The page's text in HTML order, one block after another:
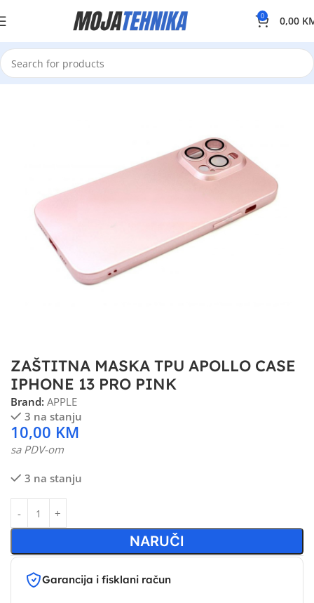
0 0,00
ZAŠTITNA MASKA TPU APOLLO CASE
IPHONE 13 PRO PINK
Brand: APPLE
3 na stanju
10,00 KM
sa PDV-om
3 na stanju
NARUČI
Garancija i fisklani račun